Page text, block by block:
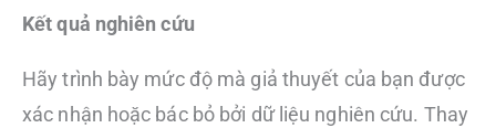
Kết quả nghiên cứu
Hãy trình bày mức độ mà giả thuyết của bạn được
xác nhận hoặc bác bỏ bởi dữ liệu nghiên cứu. Thay